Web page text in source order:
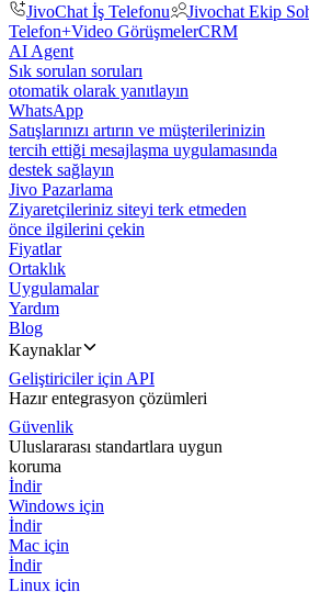
JivoChat İş Telefonu
Jivochat Ekip
Telefon+Video GörüşmelerCRM
AI Agent
Sık sorulan soruları
otomatik olarak yanıtlayın
WhatsApp
Satışlarınızı artırın ve müşterilerinizin
tercih ettiği mesajlaşma uygulamasında
destek sağlayın
Jivo Pazarlama
Ziyaretçileriniz siteyi terk etmeden
önce ilgilerini çekin
Fiyatlar
Ortaklık
Uygulamalar
Yardım
Blog
Kaynaklar
Geliştiriciler için API
Hazır entegrasyon çözümleri
Güvenlik
Uluslararası standartlara uygun
koruma
İndir
Windows için
İndir
Mac için
İndir
Linux için